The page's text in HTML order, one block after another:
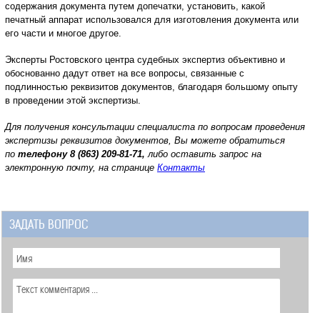
содержания документа путем допечатки, установить, какой
печатный аппарат использовался для изготовления документа или
его части и многое другое.
Эксперты Ростовского центра судебных экспертиз объективно и
обоснованно дадут ответ на все вопросы, связанные с
подлинностью реквизитов документов, благодаря большому опыту
в проведении этой экспертизы.
Для получения консультации специалиста по вопросам проведения
экспертизы реквизитов документов, Вы можете обратиться
по телефону 8 (863) 209-81-71, либо оставить запрос на
электронную почту, на странице Контакты
ЗАДАТЬ ВОПРОС